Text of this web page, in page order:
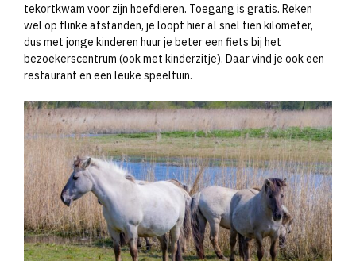
tekortkwam voor zijn hoefdieren. Toegang is gratis. Reken
wel op flinke afstanden, je loopt hier al snel tien kilometer,
dus met jonge kinderen huur je beter een fiets bij het
bezoekerscentrum (ook met kinderzitje). Daar vind je ook een
restaurant en een leuke speeltuin.